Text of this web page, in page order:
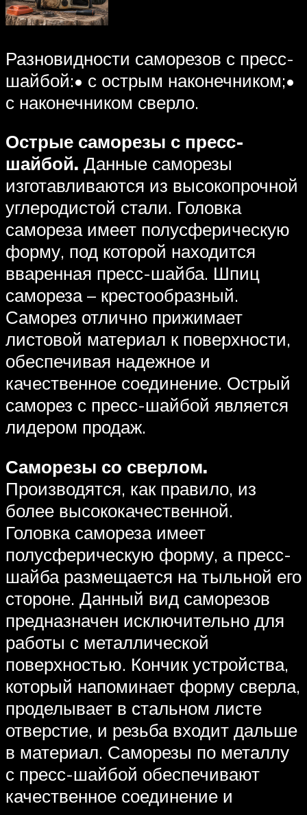
Разновидности саморезов с пресс-
шайбой:• с острым наконечником;•
с наконечником сверло.
Острые саморезы с пресс-
шайбой. Данные саморезы
изготавливаются из высокопрочной
углеродистой стали. Головка
самореза имеет полусферическую
форму, под которой находится
вваренная пресс-шайба. Шпиц
самореза – крестообразный.
Саморез отлично прижимает
листовой материал к поверхности,
обеспечивая надежное и
качественное соединение. Острый
саморез с пресс-шайбой является
лидером продаж.
Саморезы со сверлом.
Производятся, как правило, из
более высококачественной.
Головка самореза имеет
полусферическую форму, а пресс-
шайба размещается на тыльной его
стороне. Данный вид саморезов
предназначен исключительно для
работы с металлической
поверхностью. Кончик устройства,
который напоминает форму сверла,
проделывает в стальном листе
отверстие, и резьба входит дальше
в материал. Саморезы по металлу
с пресс-шайбой обеспечивают
качественное соединение и